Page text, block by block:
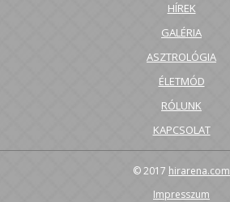
HÍREK
GALÉRIA
ASZTROLÓGIA
ÉLETMÓD
RÓLUNK
KAPCSOLAT
© 2017 hirarena.com
Impresszum